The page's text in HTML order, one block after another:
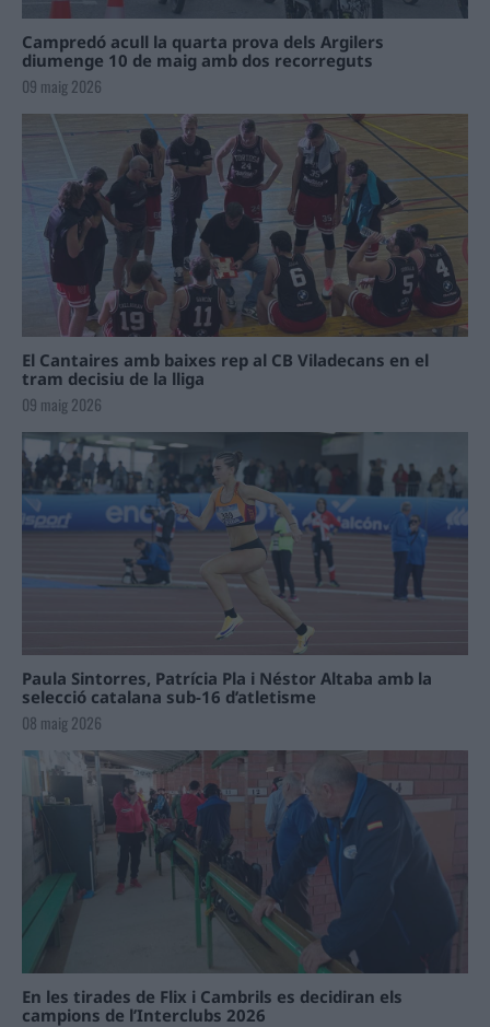
Campredó acull la quarta prova dels Argilers
diumenge 10 de maig amb dos recorreguts
09 maig 2026
El Cantaires amb baixes rep al CB Viladecans en el
tram decisiu de la lliga
09 maig 2026
Paula Sintorres, Patrícia Pla i Néstor Altaba amb la
selecció catalana sub-16 d’atletisme
08 maig 2026
En les tirades de Flix i Cambrils es decidiran els
campions de l’Interclubs 2026